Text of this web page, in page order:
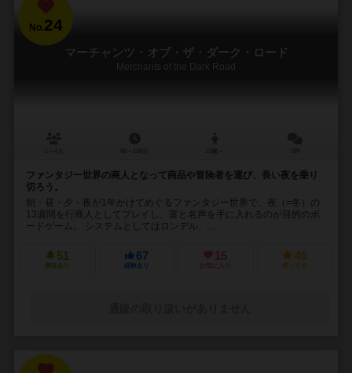
No.24
マーチャンツ・オブ・ザ・ダーク・ロード
Merchants of the Dark Road
ファンタジー世界の商人となって商品や冒険者を運び、長い夜を乗り
切ろう。
朝・昼・夕・夜が1年かけてめぐるファンタジー世界で、夜（=冬）の
13週間を行商人としてプレイし、富と名声を手に入れるのが目的のボ
ードゲーム。 システムとしてはロンデル、...
51
興味あり
67
経験あり
15
お気に入り
49
持ってる